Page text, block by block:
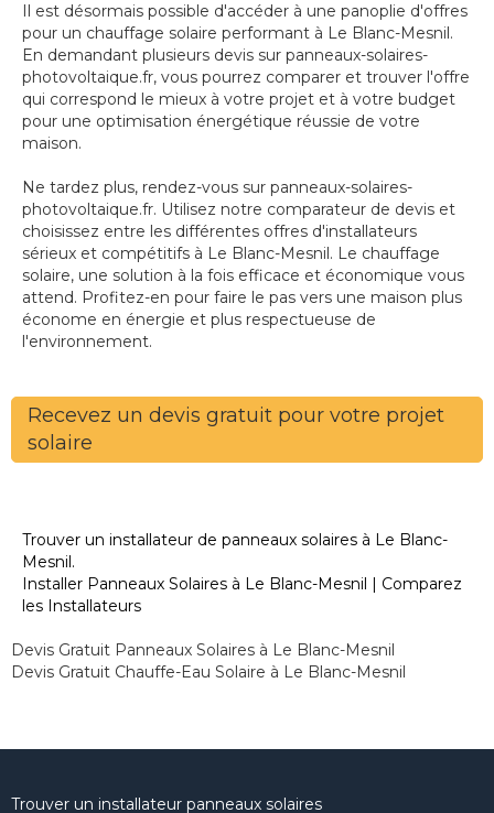
Il est désormais possible d'accéder à une panoplie d'offres
pour un chauffage solaire performant à Le Blanc-Mesnil.
En demandant plusieurs devis sur panneaux-solaires-
photovoltaique.fr, vous pourrez comparer et trouver l'offre
qui correspond le mieux à votre projet et à votre budget
pour une optimisation énergétique réussie de votre
maison.
Ne tardez plus, rendez-vous sur panneaux-solaires-
photovoltaique.fr. Utilisez notre comparateur de devis et
choisissez entre les différentes offres d'installateurs
sérieux et compétitifs à Le Blanc-Mesnil. Le chauffage
solaire, une solution à la fois efficace et économique vous
attend. Profitez-en pour faire le pas vers une maison plus
économe en énergie et plus respectueuse de
l'environnement.
Recevez un devis gratuit pour votre projet
solaire
Trouver un installateur de panneaux solaires à Le Blanc-
Mesnil.
Installer Panneaux Solaires à Le Blanc-Mesnil | Comparez
les Installateurs
Devis Gratuit Panneaux Solaires à Le Blanc-Mesnil
Devis Gratuit Chauffe-Eau Solaire à Le Blanc-Mesnil
Trouver un installateur panneaux solaires